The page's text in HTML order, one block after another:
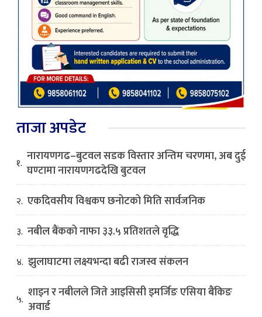
ताजा अपडेट
१. नारायणगढ–बुटवल सडक विस्तार अन्तिम चरणमा, अब दुई
घण्टामा नारायणगढदेखि बुटवल
२. एकदिवसीय विश्वकप छनोटको मिति सार्वजनिक
३. नबील बैंकको नाफा ३३.५ प्रतिशतले वृद्धि
४. झुलाघाटमा लक्ष्यभन्दा बढी राजस्व संकलन
५. शाइन र नबीलले जिते आइसिसी इमर्जिङ एसिया बैंकिङ
अवार्ड